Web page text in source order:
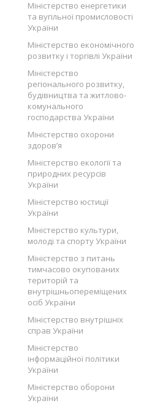
Міністерство енергетики
та вугільної промисловості
України
Міністерство економічного
розвитку і торгівлі України
Міністерство
регіонального розвитку,
будівництва та житлово-
комунального
господарства України
Міністерство охорони
здоров’я
Міністерство екології та
природних ресурсів
України
Міністерство юстиції
України
Міністерство культури,
молоді та спорту України
Міністерство з питань
тимчасово окупованих
територій та
внутрішньопереміщених
осіб України
Міністерство внутрішніх
справ України
Міністерство
інформаційної політики
України
Міністерство оборони
України